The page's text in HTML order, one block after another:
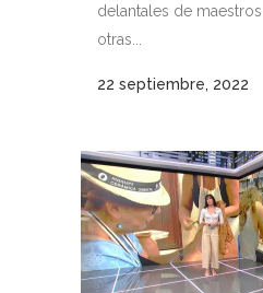
delantales de
otras...
22 septiembre, 2022